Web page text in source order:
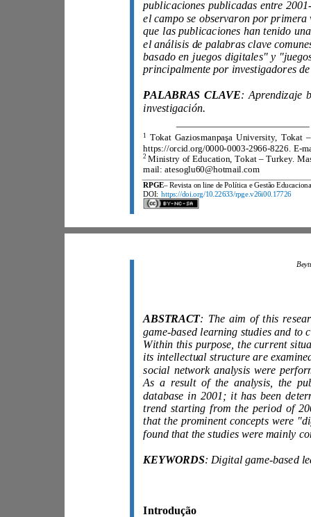
RPGE
DOI: https://doi.org/10.22633/rpge.v26i00.17726
PALABRAS CLAVE
investigación.
1 Tokat Gaziosmanpaşa University, Tok
2
mail: atesoglu60@hotmail.com
ABSTRACT
KEYWORDS
Introdução